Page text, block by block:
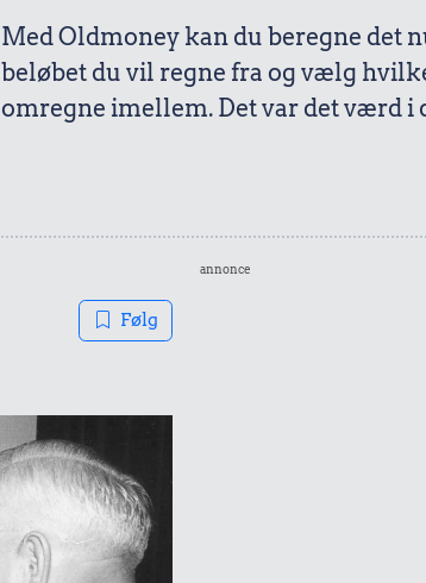
Med Oldmoney kan du beregne det
beløbet du vil regne fra og vælg
omregne imellem. Det var det værd i
Følg
annonce